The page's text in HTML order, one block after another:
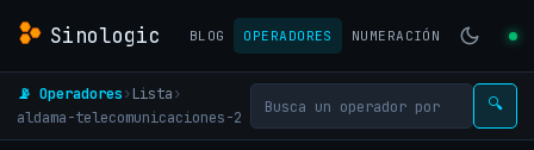
Sinologic BLOG OPERADORES NUMERACIÓN
📡 Operadores› Lista›
aldama-telecomunicaciones-2
🔍